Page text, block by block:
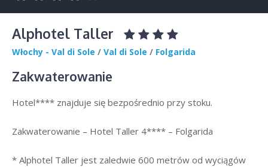
Alphotel Taller
Włochy - Val di Sole / Val di Sole / Folgarida
Zakwaterowanie
Hotel**** znajduje się bezpośrednio przy stoku.
Zakwaterowanie – Hotel Taller 4**** – Folgarida
* Alphotel Taller jest zaledwie 600 metrów od wyciągów